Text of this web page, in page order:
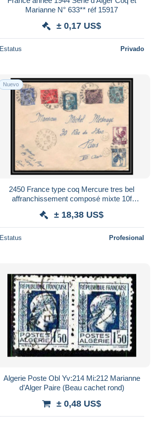
Marianne N° 633** réf 15917
± 0,17 US$
Estatus Privado
Nuevo
2450 France type coq Mercure tres bel
affranchissement composé mixte 10f
± 18,38 US$
Estatus Profesional
Algerie Poste Obl Yv:214 Mi:212 Marianne
d’Alger Paire (Beau cachet rond)
± 0,48 US$